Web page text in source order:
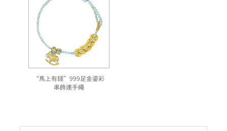
“馬上有錢”999足金鎏彩
串飾連手繩